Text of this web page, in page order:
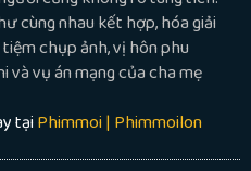
cùng nhau kết hợp, hóa giải
chụp ảnh, vị hôn phu
vụ án mạng của cha mẹ
tạiPhimmoi | Phimmoilon